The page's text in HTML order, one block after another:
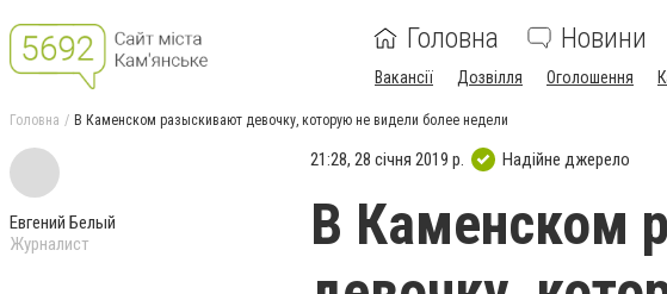
Головна Новини
Вакансії Дозвілля Оголошення
Головна В Каменском разыскивают девочку, которую не видели более недели
Евгений Белый
Журналист
21:28, 28 січня 2019 р. Надійне джерело
В Каменском